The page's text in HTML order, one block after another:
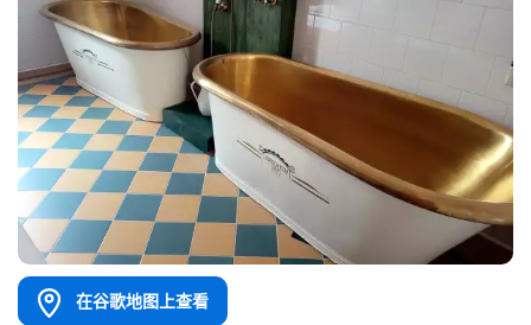
在谷歌地图上查看